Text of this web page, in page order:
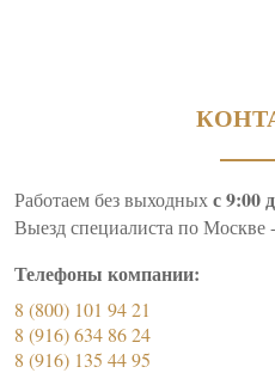
Работаем без выходныхс 9:00
Выезд специалиста по Москве -
Телефоны компании:
8 (800) 101 94 21
8 (916) 634 86 24
8 (916) 135 44 95